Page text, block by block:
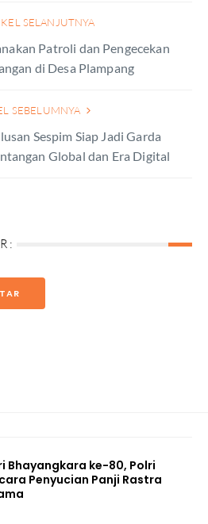
SELANJUTNYA
Patroli dan Pengecekan
di Desa Plampang
SEBELUMNYA
Sespim Siap Jadi Garda
Global dan Era Digital
:
Bhayangkara ke-80, Polri
Penyucian Panji Rastra